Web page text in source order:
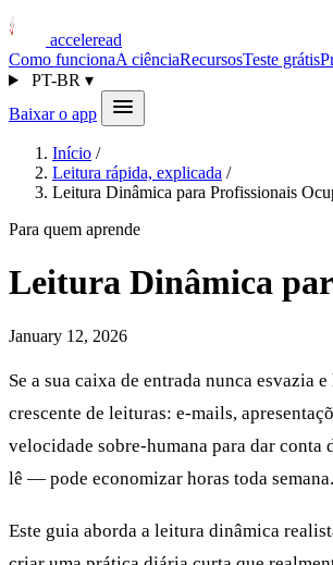
acceleread
Como funcionaA ciênciaRecursosTeste grátis
PT-BR ▾
Baixar o app
Início /
Leitura rápida, explicada /
Leitura Dinâmica para Profissionais
Para quem aprende
Leitura Dinâmica
January 12, 2026
Se a sua caixa de entrada nunca esvazia
crescente de leituras: e-mails,
velocidade sobre-humana para dar
lê — pode economizar horas toda semana.
Este guia aborda a leitura dinâmica